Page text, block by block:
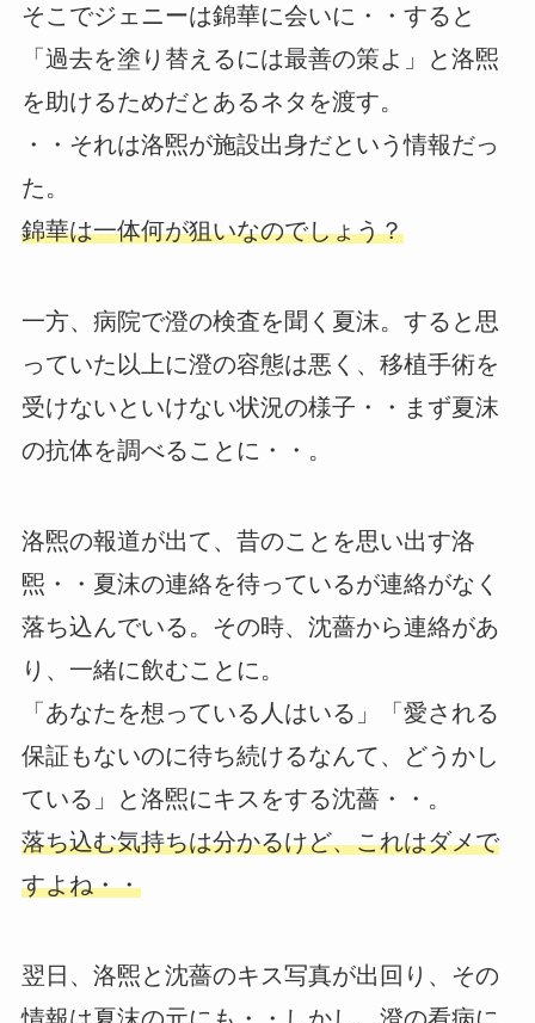
そこでジェニーは錦華に会いに・・すると
「過去を塗り替えるには最善の策よ」と洛煕
を助けるためだとあるネタを渡す。
・・それは洛煕が施設出身だという情報だっ
た。
錦華は一体何が狙いなのでしょう？
一方、病院で澄の検査を聞く夏沫。すると思
っていた以上に澄の容態は悪く、移植手術を
受けないといけない状況の様子・・まず夏沫
の抗体を調べることに・・。
洛煕の報道が出て、昔のことを思い出す洛
煕・・夏沫の連絡を待っているが連絡がなく
落ち込んでいる。その時、沈薔から連絡があ
り、一緒に飲むことに。
「あなたを想っている人はいる」「愛される
保証もないのに待ち続けるなんて、どうかし
ている」と洛煕にキスをする沈薔・・。
落ち込む気持ちは分かるけど、これはダメで
すよね・・
翌日、洛煕と沈薔のキス写真が出回り、その